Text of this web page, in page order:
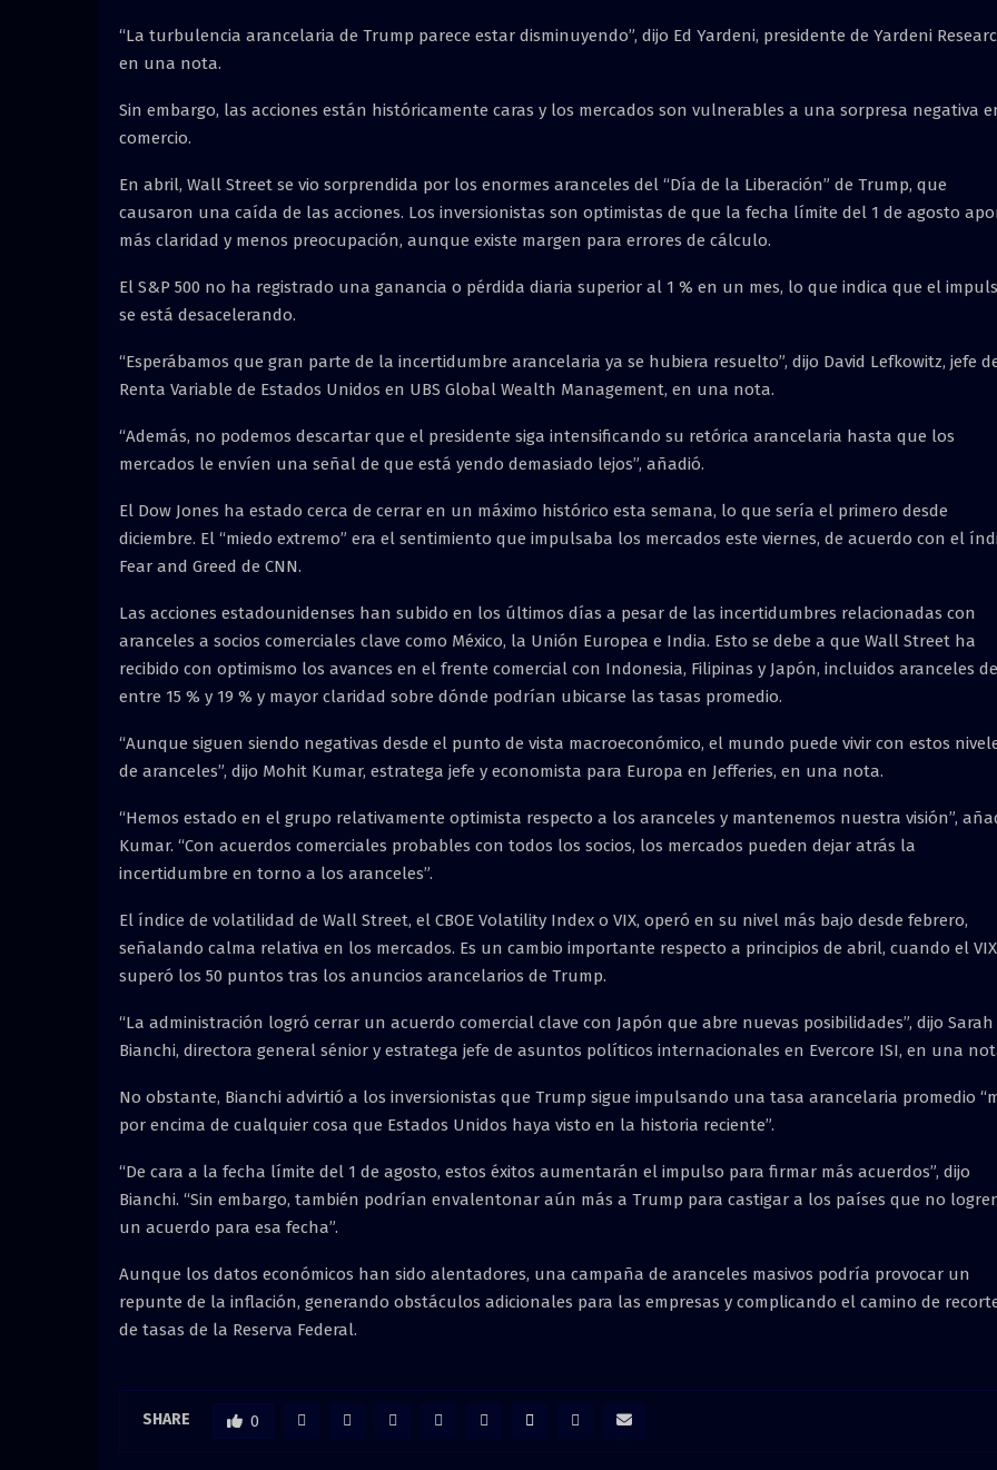
“La turbulencia arancelaria de Trump parece estar disminuyendo”, dijo Ed Yardeni, presidente de Yardeni
en una nota.
Sin embargo, las acciones están históricamente caras y los mercados son vulnerables a una sorpresa negativa
comercio.
En abril, Wall Street se vio sorprendida por los enormes aranceles del “Día de la Liberación” de Trump, que
causaron una caída de las acciones. Los inversionistas son optimistas de que la fecha límite del 1 de agosto
más claridad y menos preocupación, aunque existe margen para errores de cálculo.
El S&P 500 no ha registrado una ganancia o pérdida diaria superior al 1 % en un mes, lo que indica que el
se está desacelerando.
“Esperábamos que gran parte de la incertidumbre arancelaria ya se hubiera resuelto”, dijo David Lefkowitz, jefe
Renta Variable de Estados Unidos en UBS Global Wealth Management, en una nota.
“Además, no podemos descartar que el presidente siga intensificando su retórica arancelaria hasta que los
mercados le envíen una señal de que está yendo demasiado lejos”, añadió.
El Dow Jones ha estado cerca de cerrar en un máximo histórico esta semana, lo que sería el primero desde
diciembre. El “miedo extremo” era el sentimiento que impulsaba los mercados este viernes, de acuerdo con el
Fear and Greed de CNN.
Las acciones estadounidenses han subido en los últimos días a pesar de las incertidumbres relacionadas con
aranceles a socios comerciales clave como México, la Unión Europea e India. Esto se debe a que Wall Street ha
recibido con optimismo los avances en el frente comercial con Indonesia, Filipinas y Japón, incluidos aranceles de
entre 15 % y 19 % y mayor claridad sobre dónde podrían ubicarse las tasas promedio.
“Aunque siguen siendo negativas desde el punto de vista macroeconómico, el mundo puede vivir con estos
de aranceles”, dijo Mohit Kumar, estratega jefe y economista para Europa en Jefferies, en una nota.
“Hemos estado en el grupo relativamente optimista respecto a los aranceles y mantenemos nuestra visión”,
Kumar. “Con acuerdos comerciales probables con todos los socios, los mercados pueden dejar atrás la
incertidumbre en torno a los aranceles”.
El índice de volatilidad de Wall Street, el CBOE Volatility Index o VIX, operó en su nivel más bajo desde febrero,
señalando calma relativa en los mercados. Es un cambio importante respecto a principios de abril, cuando el VIX
superó los 50 puntos tras los anuncios arancelarios de Trump.
“La administración logró cerrar un acuerdo comercial clave con Japón que abre nuevas posibilidades”, dijo Sarah
Bianchi, directora general sénior y estratega jefe de asuntos políticos internacionales en Evercore ISI, en una
No obstante, Bianchi advirtió a los inversionistas que Trump sigue impulsando una tasa arancelaria promedio
por encima de cualquier cosa que Estados Unidos haya visto en la historia reciente”.
“De cara a la fecha límite del 1 de agosto, estos éxitos aumentarán el impulso para firmar más acuerdos”, dijo
Bianchi. “Sin embargo, también podrían envalentonar aún más a Trump para castigar a los países que no
un acuerdo para esa fecha”.
Aunque los datos económicos han sido alentadores, una campaña de aranceles masivos podría provocar un
repunte de la inflación, generando obstáculos adicionales para las empresas y complicando el camino de
de tasas de la Reserva Federal.
SHARE 0